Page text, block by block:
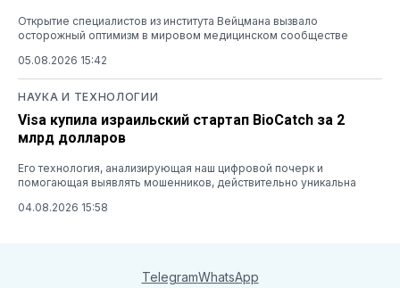
Открытие специалистов из института Вейцмана вызвало
осторожный оптимизм в мировом медицинском сообществе
05.08.2026 15:42
НАУКА И ТЕХНОЛОГИИ
Visa купила израильский стартап BioCatch за 2
млрд долларов
Его технология, анализирующая наш цифровой почерк и
помогающая выявлять мошенников, действительно уникальна
04.08.2026 15:58
TelegramWhatsApp